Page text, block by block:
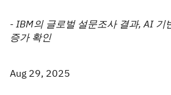
- IBM의 글로벌 설문조사 결과, AI 기
증가 확인
Aug 29, 2025